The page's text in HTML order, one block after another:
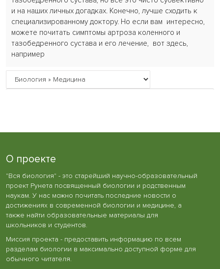
и на наших личных догадках. Конечно, лучше сходить к
специализированному доктору. Но если вам интересно,
можете почитать симптомы артроза коленного и
тазобедренного сустава и его лечение, вот здесь,
например
О проекте
"Вся биология" - это старейший научно-образовательный
проект Рунета посвященный биологии и родственным
наукам. У нас можно почитать последние новости о
достижениях в современной биологии и медицине, а
также найти образовательные материалы для
школьников и студентов.
Миссия проекта - предоставить информацию по всем
разделам биологии в максимально доступной форме для
обычного читателя.